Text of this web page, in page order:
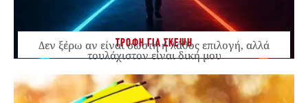
ΤΡΟΦΗ ΓΙΑ ΣΚΕΨΗ
Δεν ξέρω αν είναι σωστή ή λάθος επιλογή, αλλά
τουλάχιστον είναι δική μου